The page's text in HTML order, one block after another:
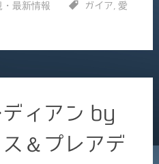
・最新情報 ガイア 愛
ィアン by
＆プレアデ